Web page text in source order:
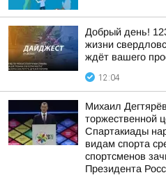
Добрый день!
жизни
ждёт вашего
12:04
Михаил
торжественной
Спартакиады
видам спорта
спортсменов
Президента